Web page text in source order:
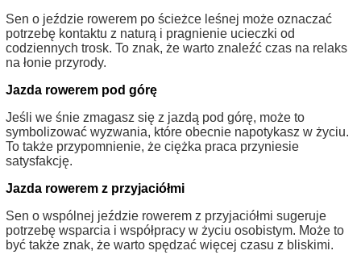
Sen o jeździe rowerem po ścieżce leśnej może oznaczać
potrzebę kontaktu z naturą i pragnienie ucieczki od
codziennych trosk. To znak, że warto znaleźć czas na relaks
na łonie przyrody.
Jazda rowerem pod górę
Jeśli we śnie zmagasz się z jazdą pod górę, może to
symbolizować wyzwania, które obecnie napotykasz w życiu.
To także przypomnienie, że ciężka praca przyniesie
satysfakcję.
Jazda rowerem z przyjaciółmi
Sen o wspólnej jeździe rowerem z przyjaciółmi sugeruje
potrzebę wsparcia i współpracy w życiu osobistym. Może to
być także znak, że warto spędzać więcej czasu z bliskimi.